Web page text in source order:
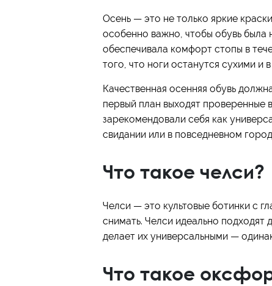
Осень — это не только яркие
особенно важно, чтобы обувь
обеспечивала комфорт стопы в
того, что ноги останутся сухими и
Качественная осенняя обувь
первый план выходят
зарекомендовали себя как
свидании или в повседневном
Что такое челси?
Челси — это культовые ботинки с
снимать. Челси идеально
делает их универсальными —
Что такое